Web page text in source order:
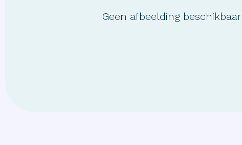
Geen afbeelding beschikbaar